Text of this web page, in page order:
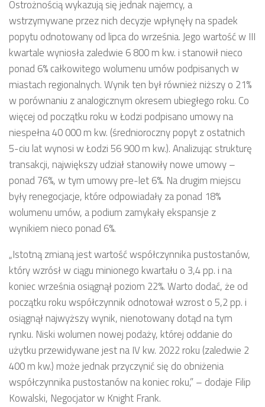
Ostrożnością wykazują się jednak najemcy, a
wstrzymywane przez nich decyzje wpłynęły na spadek
popytu odnotowany od lipca do września. Jego wartość w III
kwartale wyniosła zaledwie 6 800 m kw. i stanowił nieco
ponad 6% całkowitego wolumenu umów podpisanych w
miastach regionalnych. Wynik ten był również niższy o 21%
w porównaniu z analogicznym okresem ubiegłego roku. Co
więcej od początku roku w Łodzi podpisano umowy na
niespełna 40 000 m kw. (średnioroczny popyt z ostatnich
5-ciu lat wynosi w Łodzi 56 900 m kw.). Analizując strukturę
transakcji, największy udział stanowiły nowe umowy –
ponad 76%, w tym umowy pre-let 6%. Na drugim miejscu
były renegocjacje, które odpowiadały za ponad 18%
wolumenu umów, a podium zamykały ekspansje z
wynikiem nieco ponad 6%.
„Istotną zmianą jest wartość współczynnika pustostanów,
który wzrósł w ciągu minionego kwartału o 3,4 pp. i na
koniec września osiągnął poziom 22%. Warto dodać, że od
początku roku współczynnik odnotował wzrost o 5,2 pp. i
osiągnął najwyższy wynik, nienotowany dotąd na tym
rynku. Niski wolumen nowej podaży, której oddanie do
użytku przewidywane jest na IV kw. 2022 roku (zaledwie 2
400 m kw.) może jednak przyczynić się do obniżenia
współczynnika pustostanów na koniec roku,” – dodaje Filip
Kowalski, Negocjator w Knight Frank.